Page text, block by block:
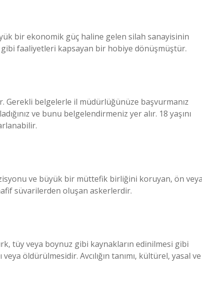
bir ekonomik güç haline gelen silah sanayisinin
faaliyetleri kapsayan bir hobiye dönüşmüştür.
Gerekli belgelerle il müdürlüğünüze başvurmanız
ve bunu belgelendirmeniz yer alır. 18 yaşını
ve büyük bir müttefik birliğini koruyan, ön
süvarilerden oluşan askerlerdir.
tüy veya boynuz gibi kaynakların edinilmesi gibi
öldürülmesidir. Avcılığın tanımı, kültürel, yasal ve